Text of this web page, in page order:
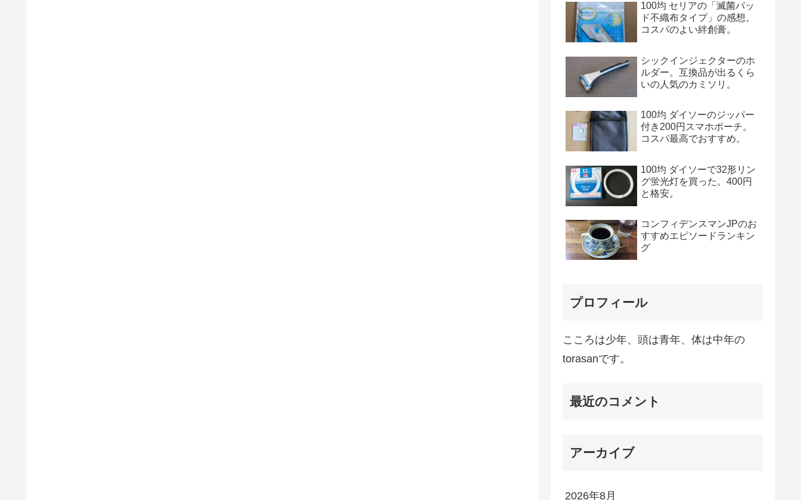
100均 セリアの「滅菌パッ
ド不織布タイプ」の感想。
コスパのよい絆創膏。
シックインジェクターのホ
ルダー。互換品が出るくら
いの人気のカミソリ。
100均 ダイソーのジッパー
付き200円スマホポーチ。
コスパ最高でおすすめ。
100均 ダイソーで32形リン
グ蛍光灯を買った。400円
と格安。
コンフィデンスマンJPのお
すすめエピソードランキン
グ
プロフィール
こころは少年、頭は青年、体は中年の
torasanです。
最近のコメント
アーカイブ
2026年8月